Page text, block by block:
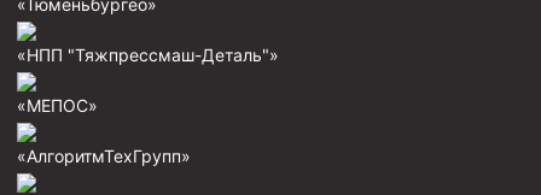
Райберы конусные
Фрезеры кольцевые
Фрезеры-долота торцевые
«Тюменьбургео»
«НПП "Тяжпрессмаш-Деталь"»
«МЕПОС»
«АлгоритмТехГрупп»